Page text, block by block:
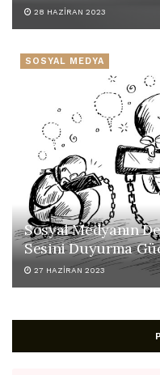
28 HAZIRAN 2023
SOSYAL MEDYA
Sosyal Medyanın
Sesini Duyurma
27 HAZIRAN 2023